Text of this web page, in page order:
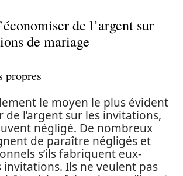
de l’argent sur
de mariage
propres
le moyen le plus évident
de l’argent sur les invitations,
négligé. De nombreux
de paraître négligés et
s’ils fabriquent eux-
invitations. Ils ne veulent pas